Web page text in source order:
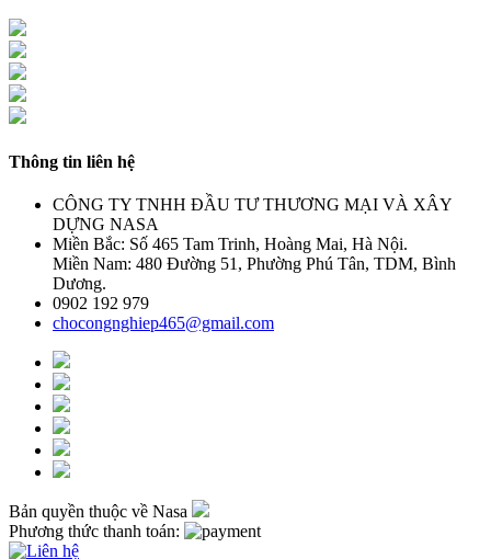
Thông tin liên hệ
CÔNG TY TNHH ĐẦU TƯ THƯƠNG MẠI VÀ XÂY
DỰNG NASA
Miền Bắc: Số 465 Tam Trinh, Hoàng Mai, Hà Nội.
Miền Nam: 480 Đường 51, Phường Phú Tân, TDM, Bình
Dương.
0902 192 979
chocongnghiep465@gmail.com
Bản quyền thuộc về Nasa
Phương thức thanh toán: